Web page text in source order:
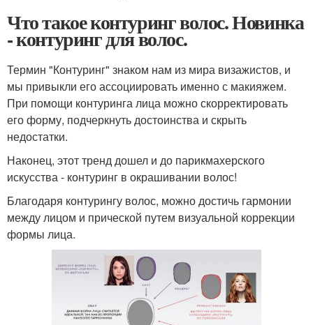
Что такое контуринг волос. Новинка
- контуринг для волос.
Термин "Контуринг" знаком нам из мира визажистов, и
мы привыкли его ассоциировать именно с макияжем.
При помощи контуринга лица можно скорректировать
его форму, подчеркнуть достоинства и скрыть
недостатки.
Наконец, этот тренд дошел и до парикмахерского
искусства - контуринг в окрашивании волос!
Благодаря контурингу волос, можно достичь гармонии
между лицом и прической путем визуальной коррекции
формы лица.